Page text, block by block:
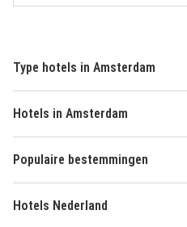
Type hotels in Amsterdam
Hotels in Amsterdam
Populaire bestemmingen
Hotels Nederland